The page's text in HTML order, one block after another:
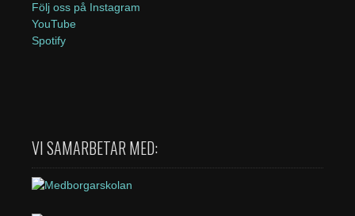
Följ oss på Instagram
YouTube
Spotify
VI SAMARBETAR MED: